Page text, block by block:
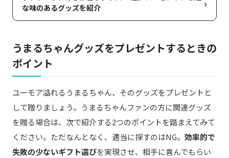
な味のあるグッズを紹介
うまるちゃんグッズをプレゼントするときの
ポイント
ユーモア溢れるうまるちゃん、そのグッズをプレゼントと
して贈りましょう。うまるちゃんファンの方に関連グッズ
を贈る場合は、次で紹介する2つのポイントを踏まえてみて
ください。ただなんとなく、適当に探すのはNG。 効率的で
失敗の少ないギフト選びを実現させ、相手に喜んでもらい